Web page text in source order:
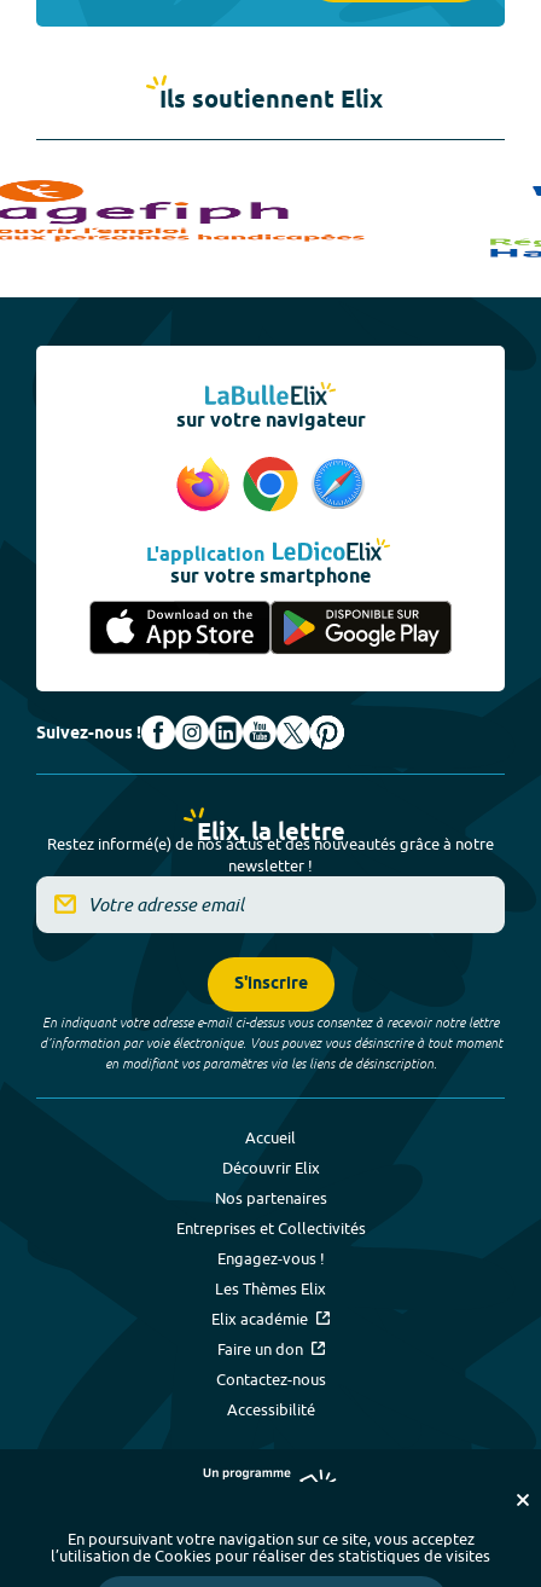
Ils soutiennent Elix
sur votre navigateur
L'application
sur votre smartphone
Suivez-nous !
Elix, la lettre
Restez informé(e) de nos actus et des nouveautés grâce à notre
newsletter !
S'inscrire
En indiquant votre adresse e-mail ci-dessus vous consentez à recevoir notre lettre
d’information par voie électronique. Vous pouvez vous désinscrire à tout moment
en modifiant vos paramètres via les liens de désinscription.
Accueil
Découvrir Elix
Nos partenaires
Entreprises et Collectivités
Engagez-vous !
Les Thèmes Elix
Elix académie
Faire un don
Contactez-nous
Accessibilité
Plan du site - Index alphabétique -
En poursuivant votre navigation sur ce site, vous acceptez
l’utilisation de Cookies pour réaliser des statistiques de visites